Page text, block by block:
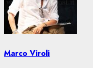
Marco Viroli